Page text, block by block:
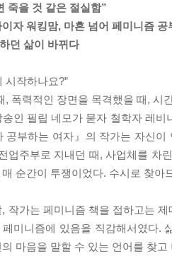
죽을 것 같은 절실함”
자 워킹맘, 마흔 넘어 페미니즘 공
던 삶이 바뀌다
시작하나요?”
, 폭력적인 장면을 목격했을 때, 시
인 필립 네모가 묻자 철학자 레
공부하는 여자』의 작가는 자신
업주부로 지내던 때, 사업체를 차
순간이 투쟁이었다. 수시로 찾
, 작가는 페미니즘 책을 접하고는
페미니즘에 있음을 직감해서였다.
마음을 말할 수 있는 언어를 찾